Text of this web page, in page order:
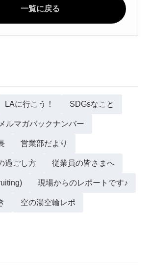
一覧に戻る
LAに行こう！ SDGsなこと
メルマガバックナンバー
営業部だより
過ごし方 従業員の皆さまへ
現場からのレポートです♪
空の湯空輪レポ